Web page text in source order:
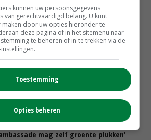
meten willen Zuid-Hollandse
nu erkenning
07:00
John Deere 7730
10:00
vlogger Kees Huizinga: ‘Bezoek van
mag zelf groente plukken’
kunnen uw persoonsgegevens
van gerechtvaardigd belang. U kunt
maken door uw opties hieronder te
deze pagina of in het sitemenu naar
te beheren of in te trekken via de
Toestemming
Opties beheren